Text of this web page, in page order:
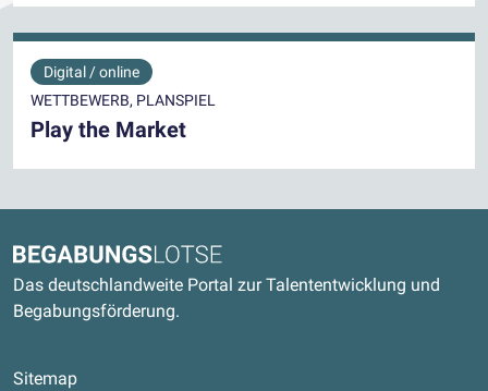
Digital / online
WETTBEWERB, PLANSPIEL
Play the Market
Begabungslotse
Das deutschlandweite Portal zur Talententwicklung und
Begabungsförderung.
Sitemap